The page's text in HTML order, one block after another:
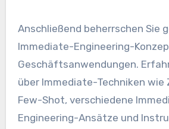
Anschließend beherrschen Sie
Immediate-Engineering-
Geschäftsanwendungen.
über Immediate-Techniken wie
Few-Shot, verschiedene
Engineering-Ansätze und